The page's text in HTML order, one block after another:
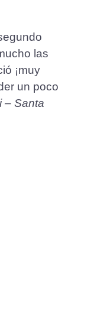
las
¡muy
un poco
– Santa